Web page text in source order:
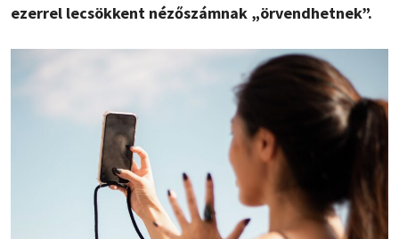
ezerrel lecsökkent nézőszámnak „örvendhetnek”.